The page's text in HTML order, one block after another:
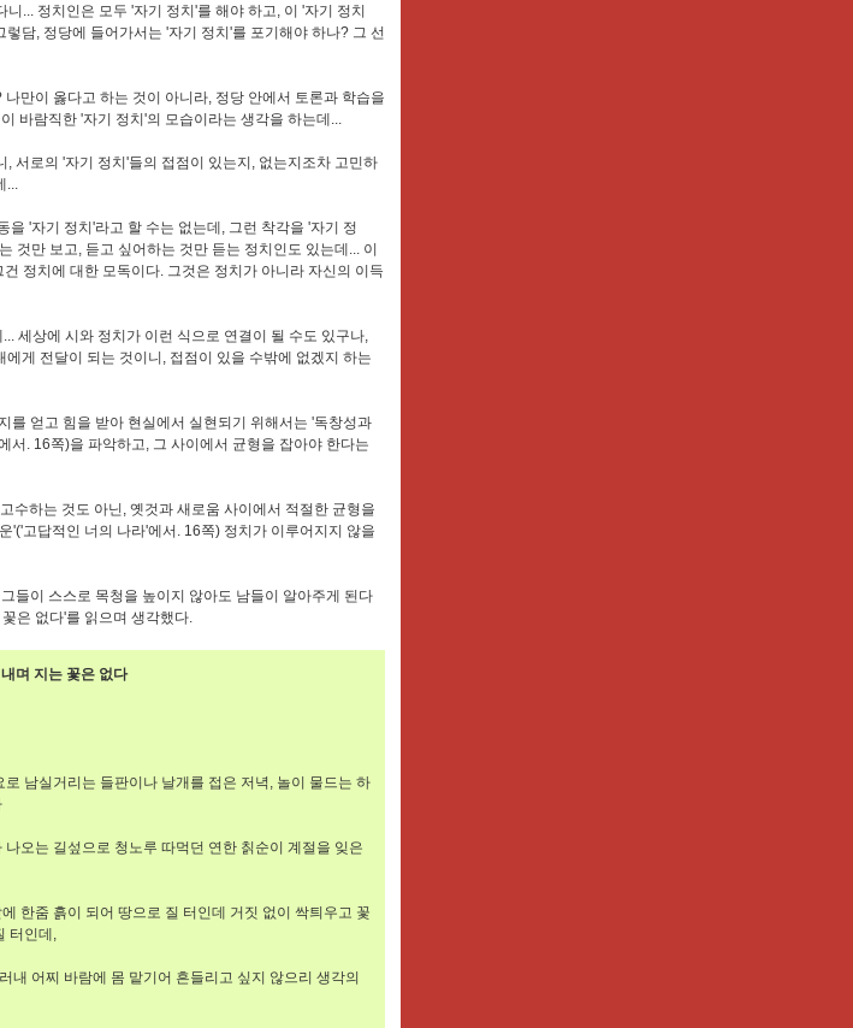
... 정치인은 모두 '자기 정치'를 해야 하고, 이 '자기 정치
담, 정당에 들어가서는 '자기 정치'를 포기해야 하나? 그 선
만이 옳다고 하는 것이 아니라, 정당 안에서 토론과 학습을
바람직한 '자기 정치'의 모습이라는 생각을 하는데...
서로의 '자기 정치'들의 접점이 있는지, 없는지조차 고민하
...
을 '자기 정치'라고 할 수는 없는데, 그런 착각을 '자기 정
것만 보고, 듣고 싶어하는 것만 듣는 정치인도 있는데... 이
정치에 대한 모독이다. 그것은 정치가 아니라 자신의 이득
세상에 시와 정치가 이런 식으로 연결이 될 수도 있구나,
게 전달이 되는 것이니, 접점이 있을 수밖에 없겠지 하는
를 얻고 힘을 받아 현실에서 실현되기 위해서는 '독창성과
서. 16쪽)을 파악하고, 그 사이에서 균형을 잡아야 한다는
수하는 것도 아닌, 옛것과 새로움 사이에서 적절한 균형을
'('고답적인 너의 나라'에서. 16쪽) 정치가 이루어지지 않을
들이 스스로 목청을 높이지 않아도 남들이 알아주게 된다
은 없다'를 읽으며 생각했다.
며 지는 꽃은 없다
남실거리는 들판이나 날개를 접은 저녁, 놀이 물드는 하
오는 길섶으로 청노루 따먹던 연한 칡순이 계절을 잊은
한줌 흙이 되어 땅으로 질 터인데 거짓 없이 싹틔우고 꽃
터인데,
내 어찌 바람에 몸 맡기어 흔들리고 싶지 않으리 생각의